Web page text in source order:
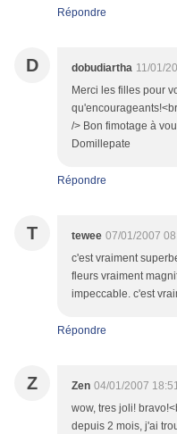
Répondre
D dobudiartha 11/01/
Merci les filles pour
/> Bon fimotage à
Domillepate
Répondre
T tewee 07/01/2007
c'est vraiment
fleurs vraiment
impeccable. c'est
Répondre
Z Zen 04/01/2007
wow, tres joli!
depuis 2 mois, j'ai